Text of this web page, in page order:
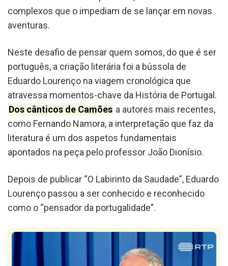
complexos que o impediam de se lançar em novas
aventuras.
Neste desafio de pensar quem somos, do que é ser
português, a criação literária foi a bússola de
Eduardo Lourenço na viagem cronológica que
atravessa momentos-chave da História de Portugal.
Dos cânticos de Camões a autores mais recentes,
como Fernando Namora, a interpretação que faz da
literatura é um dos aspetos fundamentais
apontados na peça pelo professor João Dionísio.
Depois de publicar “O Labirinto da Saudade”, Eduardo
Lourenço passou a ser conhecido e reconhecido
como o “pensador da portugalidade”.